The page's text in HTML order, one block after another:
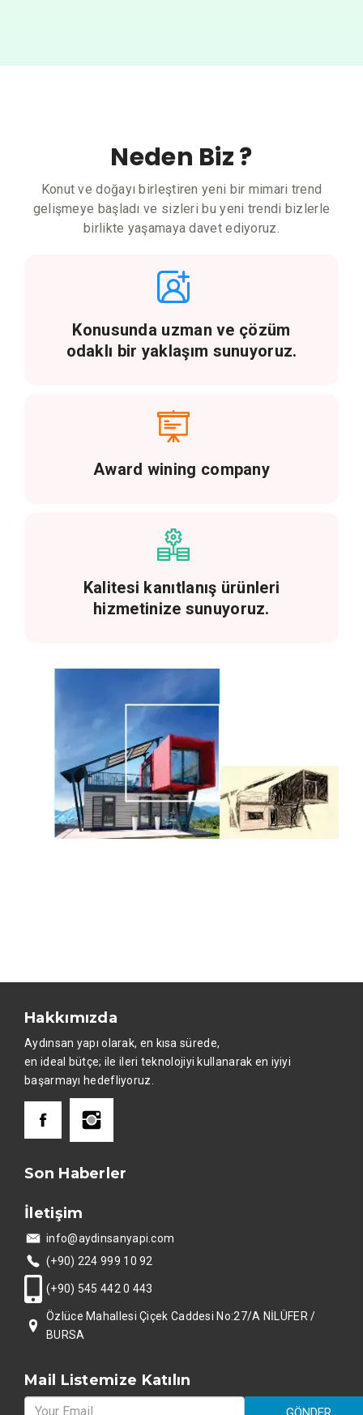
Neden Biz ?
Konut ve doğayı birleştiren yeni bir mimari trend
gelişmeye başladı ve sizleri bu yeni trendi bizlerle
birlikte yaşamaya davet ediyoruz.
Konusunda uzman ve çözüm
odaklı bir yaklaşım sunuyoruz.
Award wining company
Kalitesi kanıtlanış ürünleri
hizmetinize sunuyoruz.
Hakkımızda
Aydınsan yapı olarak, en kısa sürede,
en ideal bütçe; ile ileri teknolojiyi kullanarak en iyiyi
başarmayı hedefliyoruz.
Son Haberler
İletişim
info@aydinsanyapi.com
(+90) 224 999 10 92
(+90) 545 442 0 443
Özlüce Mahallesi Çiçek Caddesi No:27/A NİLÜFER /
BURSA
Mail Listemize Katılın